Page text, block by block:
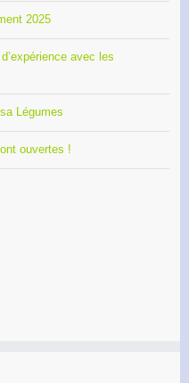
2025
avec les
Légumes
ouvertes !